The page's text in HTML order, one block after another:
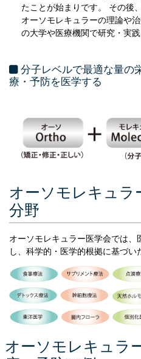
たことが始まりです。 その後
オーソモレキュラーの理論や
の大学や医療機関で研究・実践
分子レベルで最適な量の
療・予防を医学する
オーソモレキュラ
分野
オーソモレキュラー医学会では、
し、科学的・医学的根拠に基づい
オーソモレキュラ